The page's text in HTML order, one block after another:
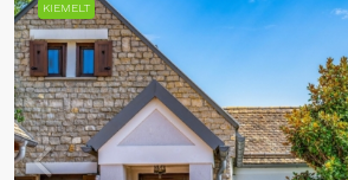
KIEMELT